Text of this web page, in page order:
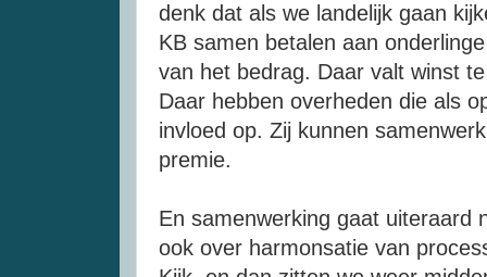
denk dat als we landelijk gaan
KB samen betalen aan
van het bedrag. Daar valt winst
Daar hebben overheden die als
invloed op. Zij kunnen
premie.
En samenwerking gaat uiteraard
ook over harmonsatie van